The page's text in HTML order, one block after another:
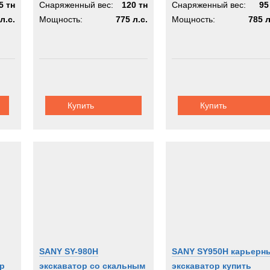
тн
Снаряженный вес:
120 тн
Мощность:
775 л.с.
Купить
Снаряженный вес:
Мощность:
785
Купить
SANY SY-980H
экскаватор со скальным
SANY SY950H
экскаватор купить